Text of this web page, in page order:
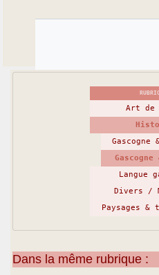
Art de
Gascogne
Gascogne
Langue
Divers /
Paysages
Dans la même rubrique :